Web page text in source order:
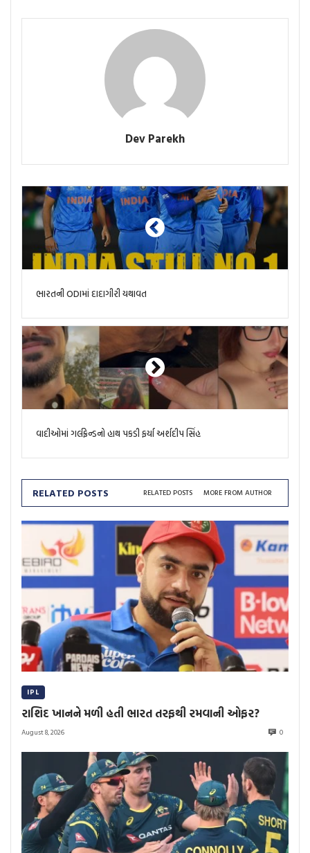
Dev Parekh
ભારતની ODIમાં દાદાગીરી યથાવત
વાદીઓમાં ગર્લફ્રેન્ડનો હાથ પકડી ફર્યા અર્શદીપ સિંહ
RELATED POSTS RELATED POSTS MORE FROM AUTHOR
IPL
રાશિદ ખાનને મળી હતી ભારત તરફથી રમવાની ઓફર?
August 8, 2026 0